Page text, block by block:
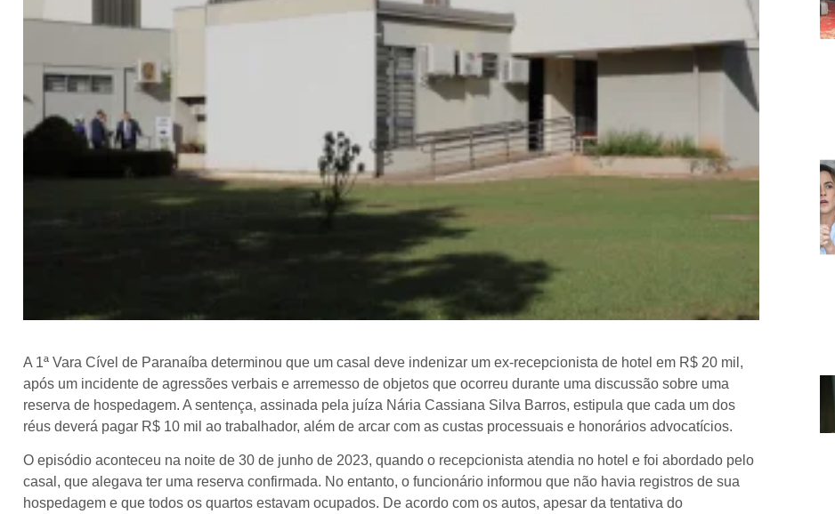
A 1ª Vara Cível de Paranaíba determinou que um casal deve indenizar um ex-recepcionista de hotel em R$ 20 mil,
após um incidente de agressões verbais e arremesso de objetos que ocorreu durante uma discussão sobre uma
reserva de hospedagem. A sentença, assinada pela juíza Nária Cassiana Silva Barros, estipula que cada um dos
réus deverá pagar R$ 10 mil ao trabalhador, além de arcar com as custas processuais e honorários advocatícios.
O episódio aconteceu na noite de 30 de junho de 2023, quando o recepcionista atendia no hotel e foi abordado pelo
casal, que alegava ter uma reserva confirmada. No entanto, o funcionário informou que não havia registros de sua
hospedagem e que todos os quartos estavam ocupados. De acordo com os autos, apesar da tentativa do